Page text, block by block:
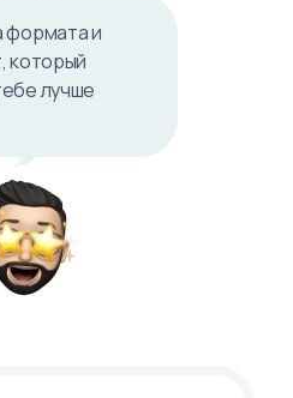
формата и
который
лучше